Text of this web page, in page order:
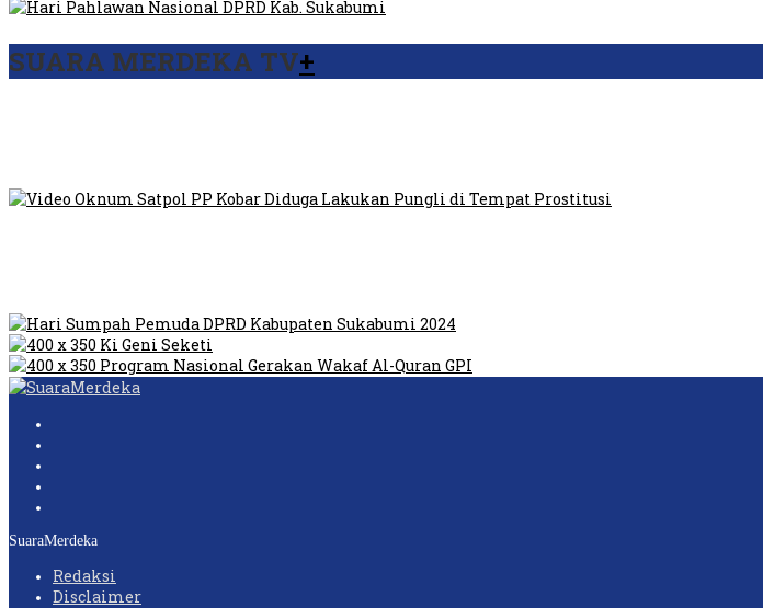
SUARA MERDEKA TV+
SuaraMerdeka
Redaksi
Disclaimer